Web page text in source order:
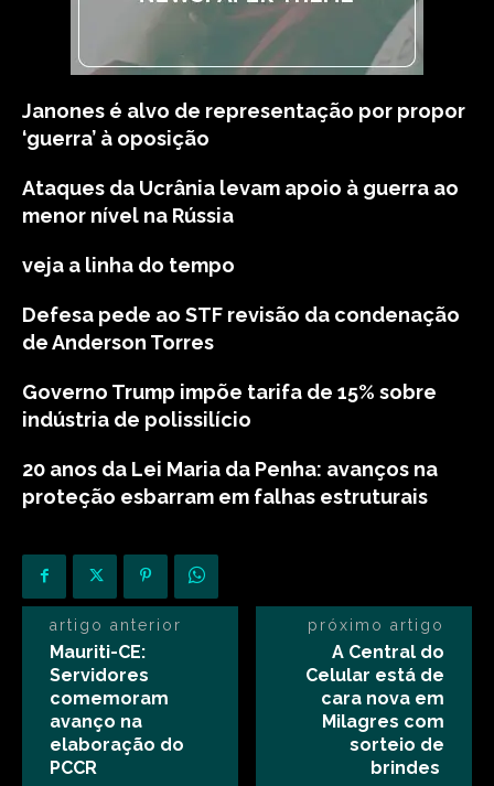
Janones é alvo de representação por propor
‘guerra’ à oposição
Ataques da Ucrânia levam apoio à guerra ao
menor nível na Rússia
veja a linha do tempo
Defesa pede ao STF revisão da condenação
de Anderson Torres
Governo Trump impõe tarifa de 15% sobre
indústria de polissilício
20 anos da Lei Maria da Penha: avanços na
proteção esbarram em falhas estruturais
artigo anterior
Mauriti-CE:
Servidores
comemoram
avanço na
elaboração do
PCCR
próximo artigo
A Central do
Celular está de
cara nova em
Milagres com
sorteio de
brindes